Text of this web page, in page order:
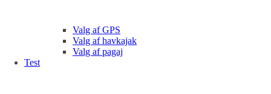
Valg af GPS
Valg af havkajak
Valg af pagaj
Test